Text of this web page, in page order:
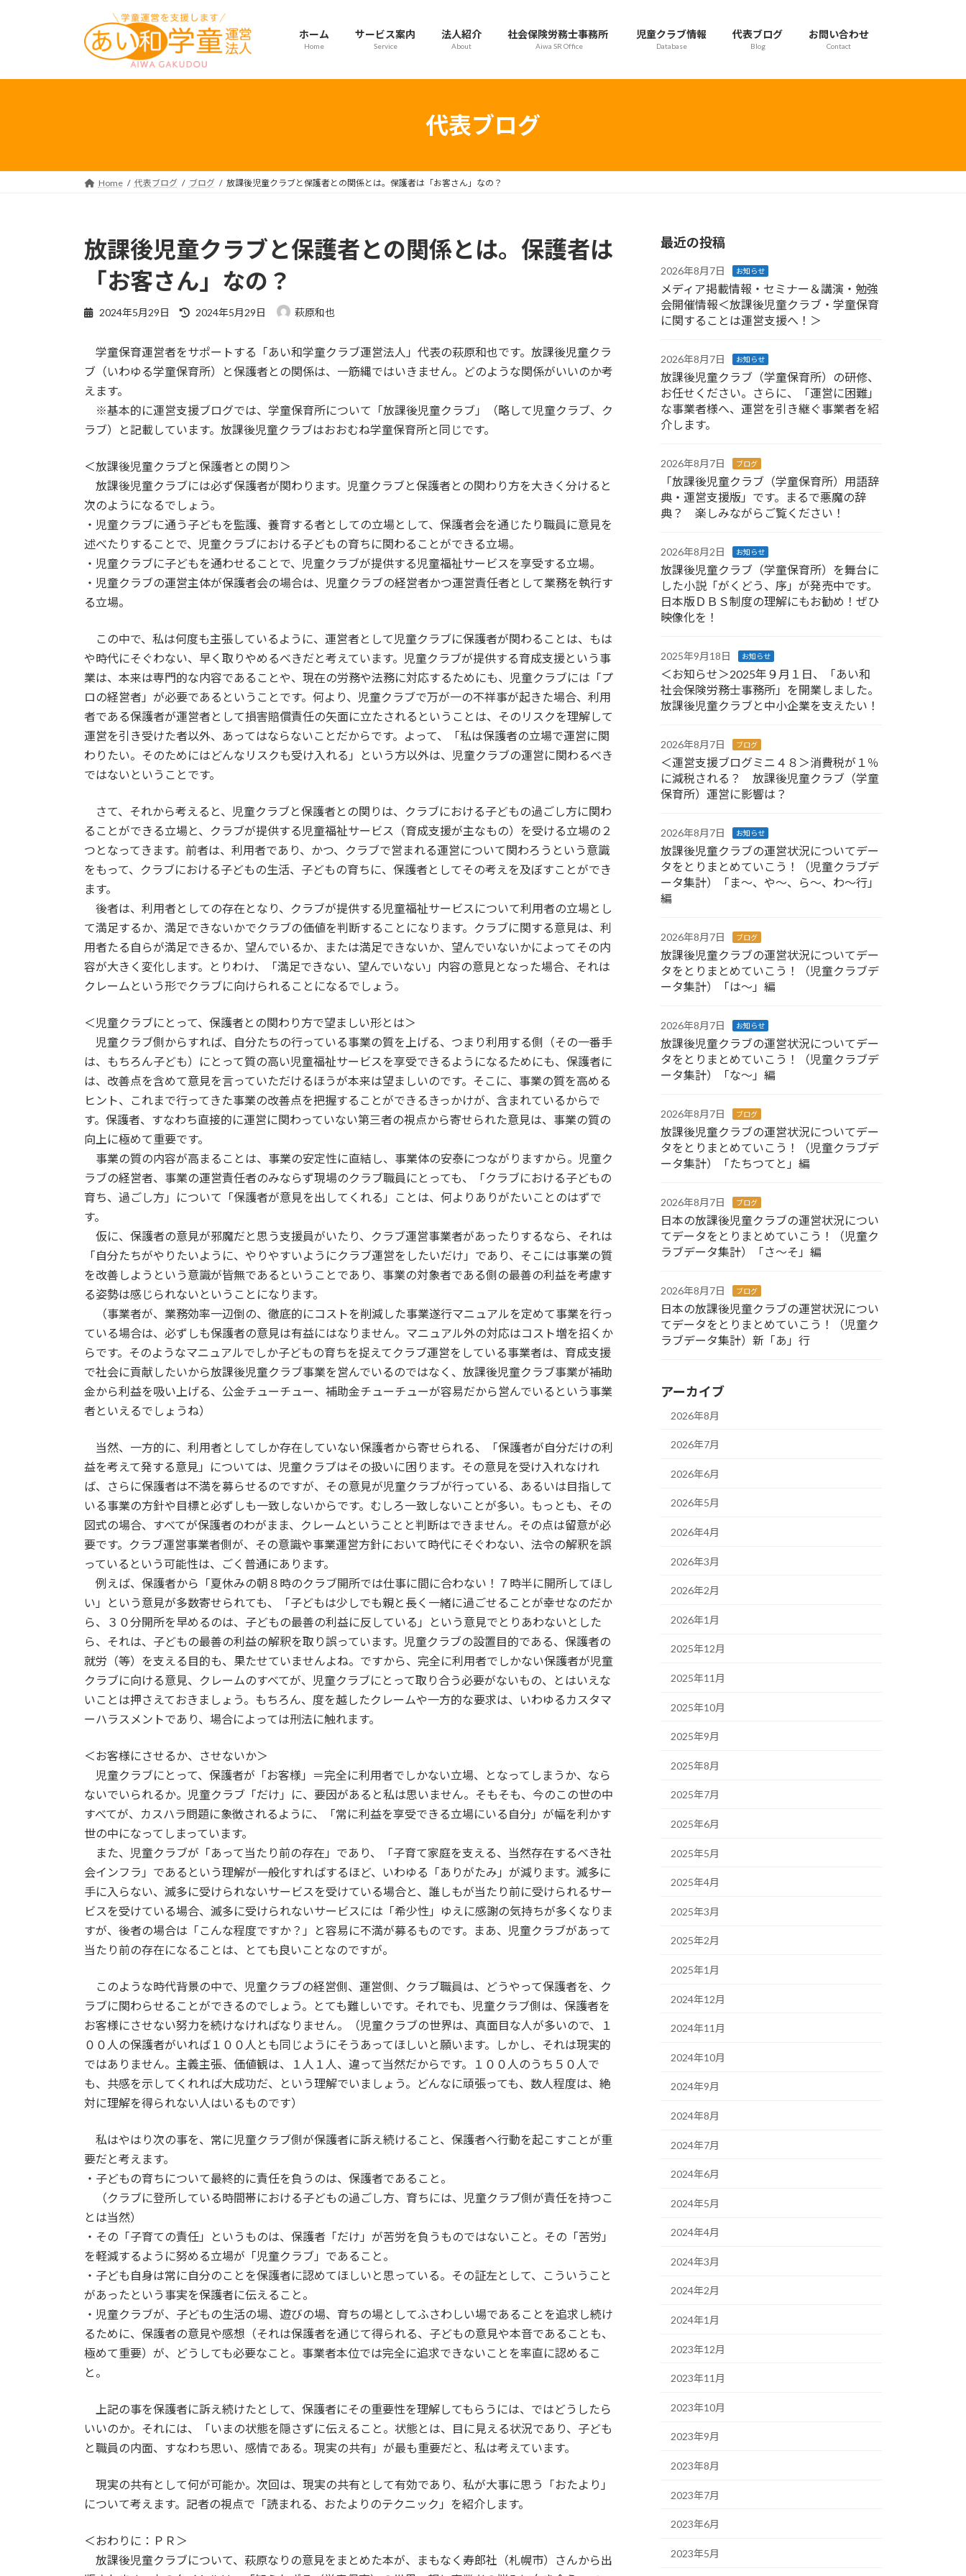
ツ
シ
ホーム
Home
サービス案内
Service
法人紹介
About
社会保険労務士事務所
Aiwa SR Office
児童クラブ情報
Database
代表ブログ
Blog
お問い合わせ
Contact
代表ブログ
Home 代表ブログ ブログ 放課後児童クラブと保護者との関係とは。保護者は「お客さん」なの？
放課後児童クラブと保護者との関係とは。保護者は
「お客さん」なの？
2024年5月29日
最
新
日
2024年5月29日 萩原和也
学童保育運営者をサポートする「あい和学童クラブ運営法人」代表の萩原和也です。放課後児童クラ
ブ（いわゆる学童保育所）と保護者との関係は、一筋縄ではいきません。どのような関係がいいのか考
えます。
※基本的に運営支援ブログでは、学童保育所について「放課後児童クラブ」（略して児童クラブ、ク
ラブ）と記載しています。放課後児童クラブはおおむね学童保育所と同じです。
＜放課後児童クラブと保護者との関り＞
放課後児童クラブには必ず保護者が関わります。児童クラブと保護者との関わり方を大きく分けると
次のようになるでしょう。
・児童クラブに通う子どもを監護、養育する者としての立場として、保護者会を通じたり職員に意見を
述べたりすることで、児童クラブにおける子どもの育ちに関わることができる立場。
・児童クラブに子どもを通わせることで、児童クラブが提供する児童福祉サービスを享受する立場。
・児童クラブの運営主体が保護者会の場合は、児童クラブの経営者かつ運営責任者として業務を執行す
る立場。
この中で、私は何度も主張しているように、運営者として児童クラブに保護者が関わることは、もは
や時代にそぐわない、早く取りやめるべきだと考えています。児童クラブが提供する育成支援という事
業は、本来は専門的な内容であることや、現在の労務や法務に対応するためにも、児童クラブには「プ
ロの経営者」が必要であるということです。何より、児童クラブで万が一の不祥事が起きた場合、利用
者である保護者が運営者として損害賠償責任の矢面に立たされるということは、そのリスクを理解して
運営を引き受けた者以外、あってはならないことだからです。よって、「私は保護者の立場で運営に関
わりたい。そのためにはどんなリスクも受け入れる」という方以外は、児童クラブの運営に関わるべき
ではないということです。
さて、それから考えると、児童クラブと保護者との関りは、クラブにおける子どもの過ごし方に関わ
ることができる立場と、クラブが提供する児童福祉サービス（育成支援が主なもの）を受ける立場の２
つとなってきます。前者は、利用者であり、かつ、クラブで営まれる運営について関わろうという意識
をもって、クラブにおける子どもの生活、子どもの育ちに、保護者としてその考えを及ぼすことができ
ます。
後者は、利用者としての存在となり、クラブが提供する児童福祉サービスについて利用者の立場とし
て満足するか、満足できないかでクラブの価値を判断することになります。クラブに関する意見は、利
用者たる自らが満足できるか、望んでいるか、または満足できないか、望んでいないかによってその内
容が大きく変化します。とりわけ、「満足できない、望んでいない」内容の意見となった場合、それは
クレームという形でクラブに向けられることになるでしょう。
＜児童クラブにとって、保護者との関わり方で望ましい形とは＞
児童クラブ側からすれば、自分たちの行っている事業の質を上げる、つまり利用する側（その一番手
は、もちろん子ども）にとって質の高い児童福祉サービスを享受できるようになるためにも、保護者に
は、改善点を含めて意見を言っていただけるほうが本来は望ましいのです。そこに、事業の質を高める
ヒント、これまで行ってきた事業の改善点を把握することができるきっかけが、含まれているからで
す。保護者、すなわち直接的に運営に関わっていない第三者の視点から寄せられた意見は、事業の質の
向上に極めて重要です。
事業の質の内容が高まることは、事業の安定性に直結し、事業体の安泰につながりますから。児童ク
ラブの経営者、事業の運営責任者のみならず現場のクラブ職員にとっても、「クラブにおける子どもの
育ち、過ごし方」について「保護者が意見を出してくれる」ことは、何よりありがたいことのはずで
す。
仮に、保護者の意見が邪魔だと思う支援員がいたり、クラブ運営事業者があったりするなら、それは
「自分たちがやりたいように、やりやすいようにクラブ運営をしたいだけ」であり、そこには事業の質
を改善しようという意識が皆無であるということであり、事業の対象者である側の最善の利益を考慮す
る姿勢は感じられないということになります。
（事業者が、業務効率一辺倒の、徹底的にコストを削減した事業遂行マニュアルを定めて事業を行っ
ている場合は、必ずしも保護者の意見は有益にはなりません。マニュアル外の対応はコスト増を招くか
らです。そのようなマニュアルでしか子どもの育ちを捉えてクラブ運営をしている事業者は、育成支援
で社会に貢献したいから放課後児童クラブ事業を営んでいるのではなく、放課後児童クラブ事業が補助
金から利益を吸い上げる、公金チューチュー、補助金チューチューが容易だから営んでいるという事業
者といえるでしょうね）
当然、一方的に、利用者としてしか存在していない保護者から寄せられる、「保護者が自分だけの利
益を考えて発する意見」については、児童クラブはその扱いに困ります。その意見を受け入れなけれ
ば、さらに保護者は不満を募らせるのですが、その意見が児童クラブが行っている、あるいは目指して
いる事業の方針や目標と必ずしも一致しないからです。むしろ一致しないことが多い。もっとも、その
図式の場合、すべてが保護者のわがまま、クレームということと判断はできません。その点は留意が必
要です。クラブ運営事業者側が、その意識や事業運営方針において時代にそぐわない、法令の解釈を誤
っているという可能性は、ごく普通にあります。
例えば、保護者から「夏休みの朝８時のクラブ開所では仕事に間に合わない！７時半に開所してほし
い」という意見が多数寄せられても、「子どもは少しでも親と長く一緒に過ごせることが幸せなのだか
ら、３０分開所を早めるのは、子どもの最善の利益に反している」という意見でとりあわないとした
ら、それは、子どもの最善の利益の解釈を取り誤っています。児童クラブの設置目的である、保護者の
就労（等）を支える目的も、果たせていませんよね。ですから、完全に利用者でしかない保護者が児童
クラブに向ける意見、クレームのすべてが、児童クラブにとって取り合う必要がないもの、とはいえな
いことは押さえておきましょう。もちろん、度を越したクレームや一方的な要求は、いわゆるカスタマ
ーハラスメントであり、場合によっては刑法に触れます。
＜お客様にさせるか、させないか＞
児童クラブにとって、保護者が「お客様」＝完全に利用者でしかない立場、となってしまうか、なら
ないでいられるか。児童クラブ「だけ」に、要因があると私は思いません。そもそも、今のこの世の中
すべてが、カスハラ問題に象徴されるように、「常に利益を享受できる立場にいる自分」が幅を利かす
世の中になってしまっています。
また、児童クラブが「あって当たり前の存在」であり、「子育て家庭を支える、当然存在するべき社
会インフラ」であるという理解が一般化すればするほど、いわゆる「ありがたみ」が減ります。滅多に
手に入らない、滅多に受けられないサービスを受けている場合と、誰しもが当たり前に受けられるサー
ビスを受けている場合、滅多に受けられないサービスには「希少性」ゆえに感謝の気持ちが多くなりま
すが、後者の場合は「こんな程度ですか？」と容易に不満が募るものです。まあ、児童クラブがあって
当たり前の存在になることは、とても良いことなのですが。
このような時代背景の中で、児童クラブの経営側、運営側、クラブ職員は、どうやって保護者を、ク
ラブに関わらせることができるのでしょう。とても難しいです。それでも、児童クラブ側は、保護者を
お客様にさせない努力を続けなければなりません。（児童クラブの世界は、真面目な人が多いので、１
００人の保護者がいれば１００人とも同じようにそうあってほしいと願います。しかし、それは現実的
ではありません。主義主張、価値観は、１人１人、違って当然だからです。１００人のうち５０人で
も、共感を示してくれれば大成功だ、という理解でいましょう。どんなに頑張っても、数人程度は、絶
対に理解を得られない人はいるものです）
私はやはり次の事を、常に児童クラブ側が保護者に訴え続けること、保護者へ行動を起こすことが重
要だと考えます。
・子どもの育ちについて最終的に責任を負うのは、保護者であること。
（クラブに登所している時間帯における子どもの過ごし方、育ちには、児童クラブ側が責任を持つこ
とは当然）
・その「子育ての責任」というものは、保護者「だけ」が苦労を負うものではないこと。その「苦労」
を軽減するように努める立場が「児童クラブ」であること。
・子ども自身は常に自分のことを保護者に認めてほしいと思っている。その証左として、こういうこと
があったという事実を保護者に伝えること。
・児童クラブが、子どもの生活の場、遊びの場、育ちの場としてふさわしい場であることを追求し続け
るために、保護者の意見や感想（それは保護者を通じて得られる、子どもの意見や本音であることも、
極めて重要）が、どうしても必要なこと。事業者本位では完全に追求できないことを率直に認めるこ
と。
上記の事を保護者に訴え続けたとして、保護者にその重要性を理解してもらうには、ではどうしたら
いいのか。それには、「いまの状態を隠さずに伝えること。状態とは、目に見える状況であり、子ども
と職員の内面、すなわち思い、感情である。現実の共有」が最も重要だと、私は考えています。
現実の共有として何が可能か。次回は、現実の共有として有効であり、私が大事に思う「おたより」
について考えます。記者の視点で「読まれる、おたよりのテクニック」を紹介します。
＜おわりに：ＰＲ＞
放課後児童クラブについて、萩原なりの意見をまとめた本が、まもなく寿郎社（札幌市）さんから出
最近の投稿
2026年8月7日 お知らせ
メディア掲載情報・セミナー＆講演・勉強
会開催情報＜放課後児童クラブ・学童保育
に関することは運営支援へ！＞
2026年8月7日 お知らせ
放課後児童クラブ（学童保育所）の研修、
お任せください。さらに、「運営に困難」
な事業者様へ、運営を引き継ぐ事業者を紹
介します。
2026年8月7日 ブログ
「放課後児童クラブ（学童保育所）用語辞
典・運営支援版」です。まるで悪魔の辞
典？ 楽しみながらご覧ください！
2026年8月2日 お知らせ
放課後児童クラブ（学童保育所）を舞台に
した小説「がくどう、序」が発売中です。
日本版ＤＢＳ制度の理解にもお勧め！ぜひ
映像化を！
2025年9月18日 お知らせ
＜お知らせ＞2025年９月１日、「あい和
社会保険労務士事務所」を開業しました。
放課後児童クラブと中小企業を支えたい！
2026年8月7日 ブログ
＜運営支援ブログミニ４８＞消費税が１％
に減税される？ 放課後児童クラブ（学童
保育所）運営に影響は？
2026年8月7日 お知らせ
放課後児童クラブの運営状況についてデー
タをとりまとめていこう！（児童クラブデ
ータ集計）「ま～、や～、ら～、わ～行」
編
2026年8月7日 ブログ
放課後児童クラブの運営状況についてデー
タをとりまとめていこう！（児童クラブデ
ータ集計）「は～」編
2026年8月7日 お知らせ
放課後児童クラブの運営状況についてデー
タをとりまとめていこう！（児童クラブデ
ータ集計）「な～」編
2026年8月7日 ブログ
放課後児童クラブの運営状況についてデー
タをとりまとめていこう！（児童クラブデ
ータ集計）「たちつてと」編
2026年8月7日 ブログ
日本の放課後児童クラブの運営状況につい
てデータをとりまとめていこう！（児童ク
ラブデータ集計）「さ～そ」編
2026年8月7日 ブログ
日本の放課後児童クラブの運営状況につい
てデータをとりまとめていこう！（児童ク
ラブデータ集計）新「あ」行
アーカイブ
2026年8月
2026年7月
2026年6月
2026年5月
2026年4月
2026年3月
2026年2月
2026年1月
2025年12月
2025年11月
2025年10月
2025年9月
2025年8月
2025年7月
2025年6月
2025年5月
2025年4月
2025年3月
2025年2月
2025年1月
2024年12月
2024年11月
2024年10月
2024年9月
2024年8月
2024年7月
2024年6月
2024年5月
2024年4月
2024年3月
2024年2月
2024年1月
2023年12月
2023年11月
2023年10月
2023年9月
2023年8月
2023年7月
2023年6月
2023年5月